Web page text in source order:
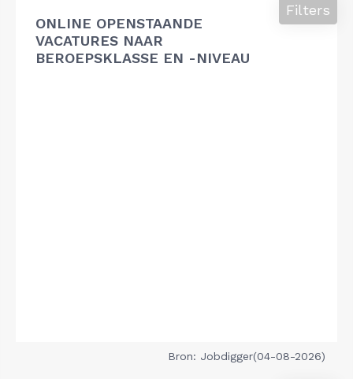
ONLINE OPENSTAANDE
VACATURES NAAR
BEROEPSKLASSE EN -NIVEAU
Filters
Bron: Jobdigger(04-08-2026)